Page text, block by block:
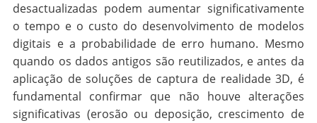
desactualizadas podem aumentar significativamente
o tempo e o custo do desenvolvimento de modelos
digitais e a probabilidade de erro humano. Mesmo
quando os dados antigos são reutilizados, e antes da
aplicação de soluções de captura de realidade 3D, é
fundamental confirmar que não houve alterações
significativas (erosão ou deposição, crescimento de